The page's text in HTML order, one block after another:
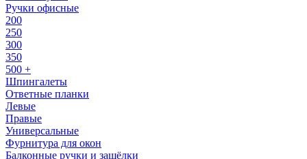
Ручки офисные
200
250
300
350
500 +
Шпингалеты
Ответные планки
Левые
Правые
Универсальные
Фурнитура для окон
Балконные ручки и защёлки